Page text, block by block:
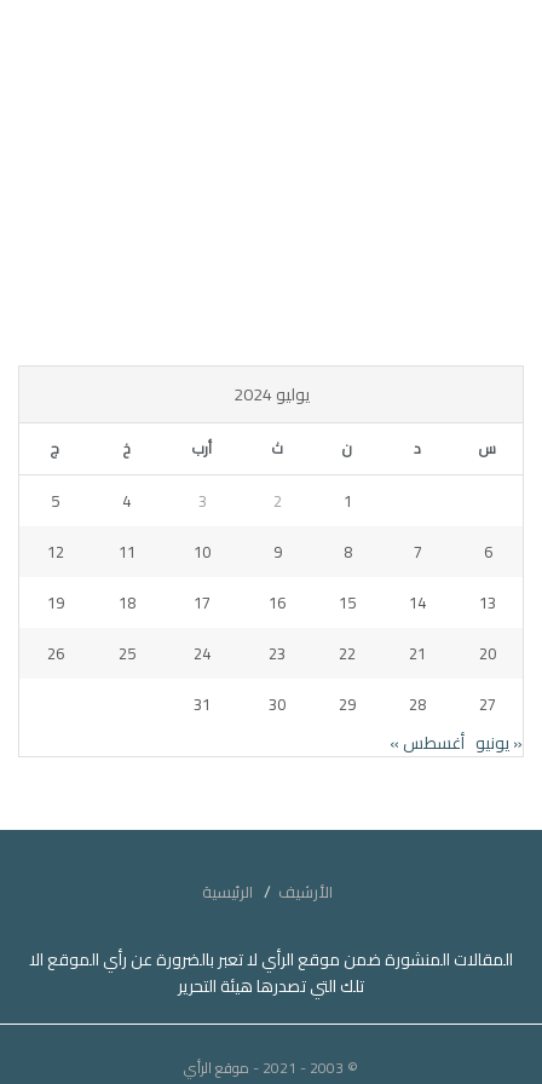
يوليو 2024
س د ن ث أرب خ ج
1
2
3
4
5
6
7
8
9
10
11
12
13
14
15
16
17
18
19
20
21
22
23
24
25
26
27
28
29
30
31
« يونيو أغسطس »
الأرشيف الرئيسية
المقالات المنشورة ضمن موقع الرأي لا تعبر بالضرورة عن رأي الموقع الا
تلك التي تصدرها هيئة التحرير
© 2003 - 2021 - موقع الرأي